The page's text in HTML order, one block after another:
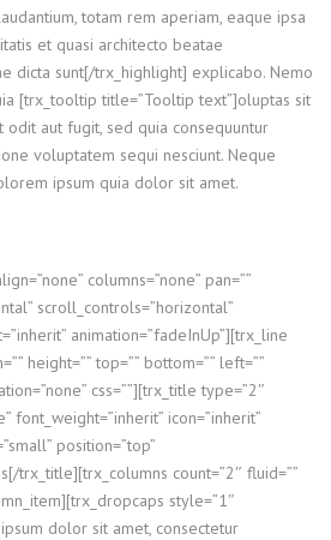
totam rem aperiam, eaque ipsa
et quasi architecto beatae
dicta sunt[/trx_highlight] explicabo. Nemo
[trx_tooltip title=”Tooltip text”]oluptas sit
aut fugit, sed quia consequuntur
voluptatem sequi nesciunt. Neque
ipsum quia dolor sit amet.
columns=”none” pan=””
scroll_controls=”horizontal”
animation=”fadeInUp”][trx_line
height=”” top=”” bottom=”” left=””
css=””][trx_title type=”2″
font_weight=”inherit” icon=”inherit”
position=”top”
trx_title][trx_columns count=”2″ fluid=””
style=”1″
dolor sit amet, consectetur